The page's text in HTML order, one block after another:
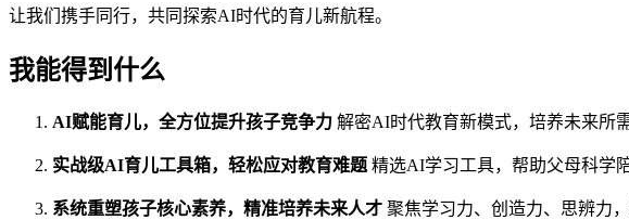
让我们携手同行，共同探索AI时代的育儿新航程。
我能得到什么
AI赋能育儿，全方位提升孩子竞争力 解密AI时代教育新模式，培养未来所
实战级AI育儿工具箱，轻松应对教育难题精选AI学习工具，帮助父母科学
系统重塑孩子核心素养，精准培养未来人才 聚焦学习力、创造力、思辨力